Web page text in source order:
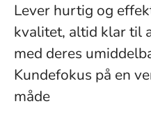
Lever hurtig og
kvalitet, altid klar til
med deres
Kundefokus på en
måde